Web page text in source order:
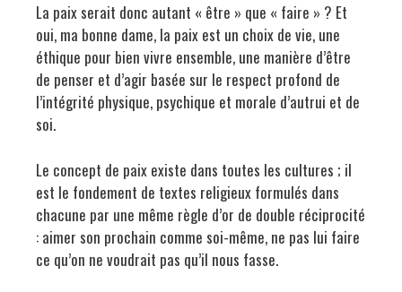
La paix serait donc autant « être » que « faire » ? Et
oui, ma bonne dame, la paix est un choix de vie, une
éthique pour bien vivre ensemble, une manière d’être
de penser et d’agir basée sur le respect profond de
l’intégrité physique, psychique et morale d’autrui et de
soi.
Le concept de paix existe dans toutes les cultures ; il
est le fondement de textes religieux formulés dans
chacune par une même règle d’or de double réciprocité
: aimer son prochain comme soi-même, ne pas lui faire
ce qu’on ne voudrait pas qu’il nous fasse.